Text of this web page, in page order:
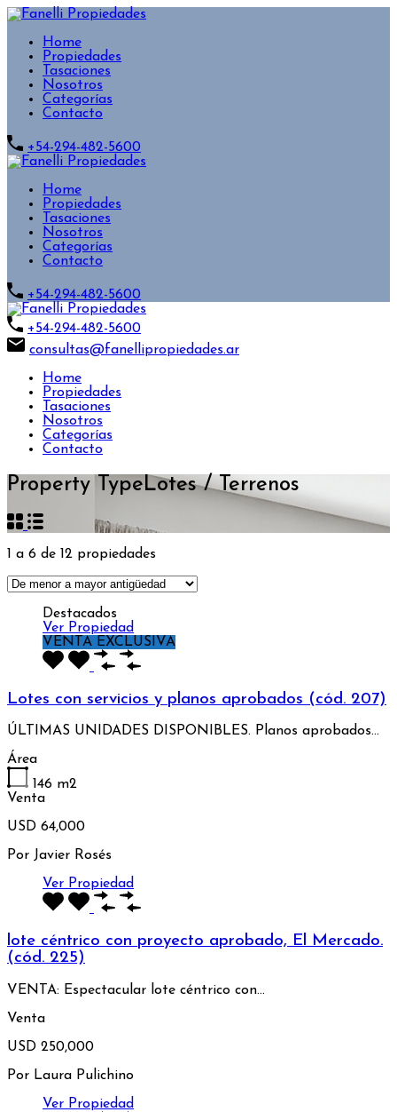
Home
Propiedades
Tasaciones
Nosotros
Categorías
Contacto
+54-294-482-5600
Home
Propiedades
Tasaciones
Nosotros
Categorías
Contacto
+54-294-482-5600
+54-294-482-5600
consultas@fanellipropiedades.ar
Home
Propiedades
Tasaciones
Nosotros
Categorías
Contacto
Property TypeLotes / Terrenos
1 a 6 de 12 propiedades
Destacados
Ver Propiedad
VENTA EXCLUSIVA
Lotes con servicios y planos aprobados (cód. 207)
ÚLTIMAS UNIDADES DISPONIBLES. Planos aprobados…
Área
146 m2
Venta
USD 64,000
Por Javier Rosés
Ver Propiedad
lote céntrico con proyecto aprobado, El Mercado.
(cód. 225)
VENTA: Espectacular lote céntrico con…
Venta
USD 250,000
Por Laura Pulichino
Ver Propiedad